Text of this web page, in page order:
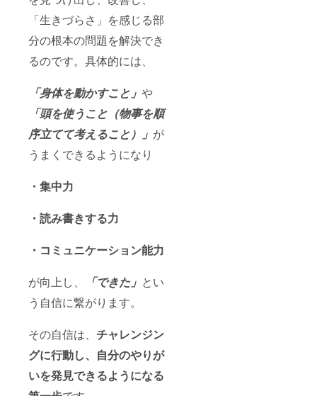
「生きづらさ」を感じる部
分の根本の問題を解決でき
るのです。 具体的には、
「身体を動かすこと」 や
「頭を使うこと（物事を順
序立てて考えること）」 が
うまくできるようになり
・集中力
・読み書きする力
・コミュニケーション能力
が向上し、
「できた」 とい
う自信に繋がります。
その自信は、 チャレンジン
グに行動し、自分のやりが
いを発見できるようになる